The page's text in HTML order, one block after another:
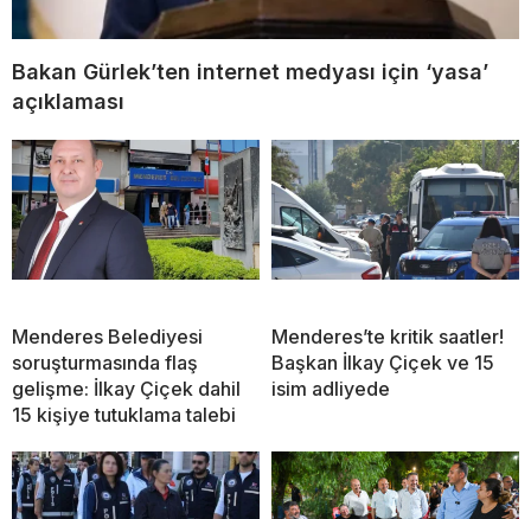
Bakan Gürlek’ten internet medyası için ‘yasa’
açıklaması
Menderes Belediyesi
soruşturmasında flaş
gelişme: İlkay Çiçek dahil
15 kişiye tutuklama talebi
Menderes’te kritik saatler!
Başkan İlkay Çiçek ve 15
isim adliyede